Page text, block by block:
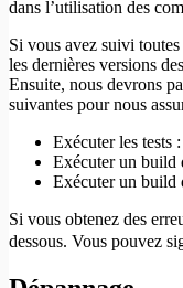
dans l’utilisation des
Si vous avez suivi
les dernières versions
Ensuite, nous devrons
suivantes pour nous
Exécuter les tests :
Exécuter un build
Exécuter un build
Si vous obtenez des
dessous. Vous pouvez